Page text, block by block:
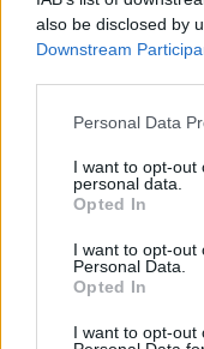
also be disclosed by
Downstream
Personal Data
I want to opt-out
personal data.
Opted In
I want to opt-out
Personal Data.
Opted In
I want to opt-out